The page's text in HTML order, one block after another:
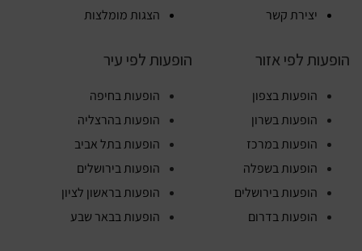
יצירת קשר
הצגות מומלצות
הופעות לפי אזור
הופעות בצפון
הופעות בשרון
הופעות במרכז
הופעות בשפלה
הופעות בירושלים
הופעות בדרום
הופעות לפי עיר
הופעות בחיפה
הופעות בהרצליה
הופעות בתל אביב
הופעות בירושלים
הופעות בראשון לציון
הופעות בבאר שבע